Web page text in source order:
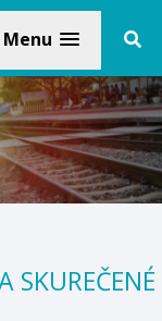
Menu
SKUREČENÉ